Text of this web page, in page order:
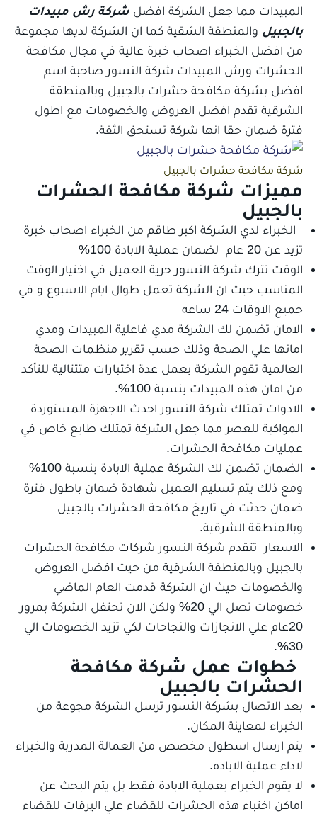
المبيدات مما جعل الشركة افضل شركة رش مبيدات
بالجبيل والمنطقة الشقية كما ان الشركة لديها مجموعة
من افضل الخبراء اصحاب خبرة عالية في مجال مكافحة
الحشرات ورش المبيدات شركة النسور صاحبة اسم
افضل بشركة مكافحة حشرات بالجبيل وبالمنطقة
الشرقية تقدم افضل العروض والخصومات مع اطول
فترة ضمان حقا انها شركة تستحق الثقة.
شركة مكافحة حشرات بالجبيل
مميزات شركة مكافحة الحشرات
بالجبيل
الخبراء لدي الشركة اكبر طاقم من الخبراء اصحاب خبرة
تزيد عن 20 عام لضمان عملية الابادة 100%
الوقت تترك شركة النسور حرية العميل في اختيار الوقت
المناسب حيث ان الشركة تعمل طوال ايام الاسبوع و في
جميع الاوقات 24 ساعه
الامان تضمن لك الشركة مدي فاعلية المبيدات ومدي
امانها علي الصحة وذلك حسب تقرير منظمات الصحة
العالمية تقوم الشركة بعمل عدة اختبارات متتتالية للتأكد
من امان هذه المبيدات بنسبة 100%.
الادوات تمتلك شركة النسور احدث الاجهزة المستوردة
المواكبة للعصر مما جعل الشركة تمتلك طابع خاص في
عمليات مكافحة الحشرات.
الضمان تضمن لك الشركة عملية الابادة بنسبة 100%
ومع ذلك يتم تسليم العميل شهادة ضمان باطول فترة
ضمان حدثت في تاريخ مكافحة الحشرات بالجبيل
وبالمنطقة الشرقية.
الاسعار تتقدم شركة النسور شركات مكافحة الحشرات
بالجبيل وبالمنطقة الشرقية من حيث افضل العروض
والخصومات حيث ان الشركة قدمت العام الماضي
خصومات تصل الي 20% ولكن الان تحتفل الشركة بمرور
20عام علي الانجازات والنجاحات لكي تزيد الخصومات الي
30%.
خطوات عمل شركة مكافحة
الحشرات بالجبيل
بعد الاتصال بشركة النسور ترسل الشركة مجوعة من
الخبراء لمعاينة المكان.
يتم ارسال اسطول مخصص من العمالة المدربة والخبراء
لاداء عملية الاباده.
لا يقوم الخبراء بعملية الابادة فقط بل يتم البحث عن
اماكن اختباء هذه الحشرات للقضاء علي اليرقات للقضاء